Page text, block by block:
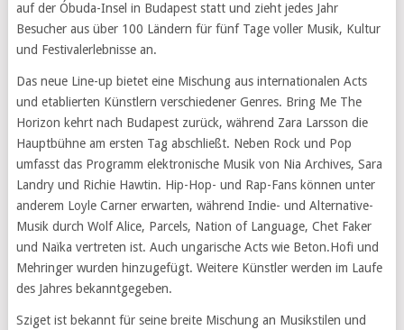
auf der Óbuda-Insel in Budapest statt und zieht jedes Jahr
Besucher aus über 100 Ländern für fünf Tage voller Musik, Kultur
und Festivalerlebnisse an.
Das neue Line-up bietet eine Mischung aus internationalen Acts
und etablierten Künstlern verschiedener Genres. Bring Me The
Horizon kehrt nach Budapest zurück, während Zara Larsson die
Hauptbühne am ersten Tag abschließt. Neben Rock und Pop
umfasst das Programm elektronische Musik von Nia Archives, Sara
Landry und Richie Hawtin. Hip-Hop- und Rap-Fans können unter
anderem Loyle Carner erwarten, während Indie- und Alternative-
Musik durch Wolf Alice, Parcels, Nation of Language, Chet Faker
und Naïka vertreten ist. Auch ungarische Acts wie Beton.Hofi und
Mehringer wurden hinzugefügt. Weitere Künstler werden im Laufe
des Jahres bekanntgegeben.
Sziget ist bekannt für seine breite Mischung an Musikstilen und